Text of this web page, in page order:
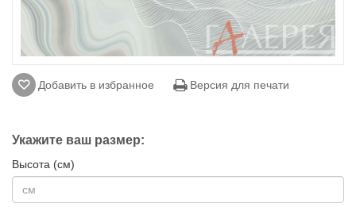
Добавить в избранное Версия для печати
Укажите ваш размер:
Высота (см)